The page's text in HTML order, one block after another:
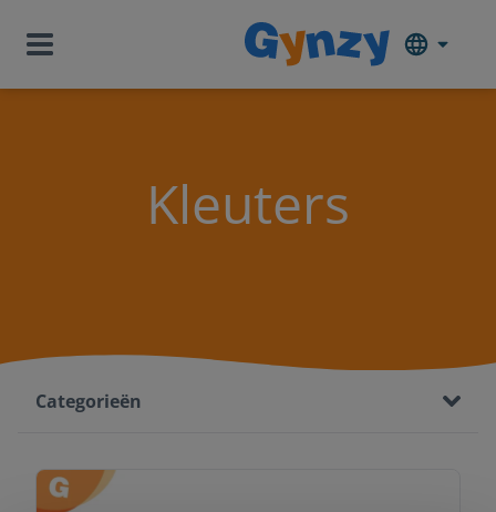
Kleuters
Categorieën